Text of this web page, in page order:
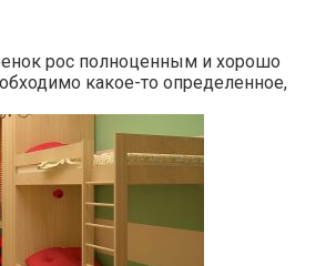
рос полноценным и хорошо
какое-то определенное,